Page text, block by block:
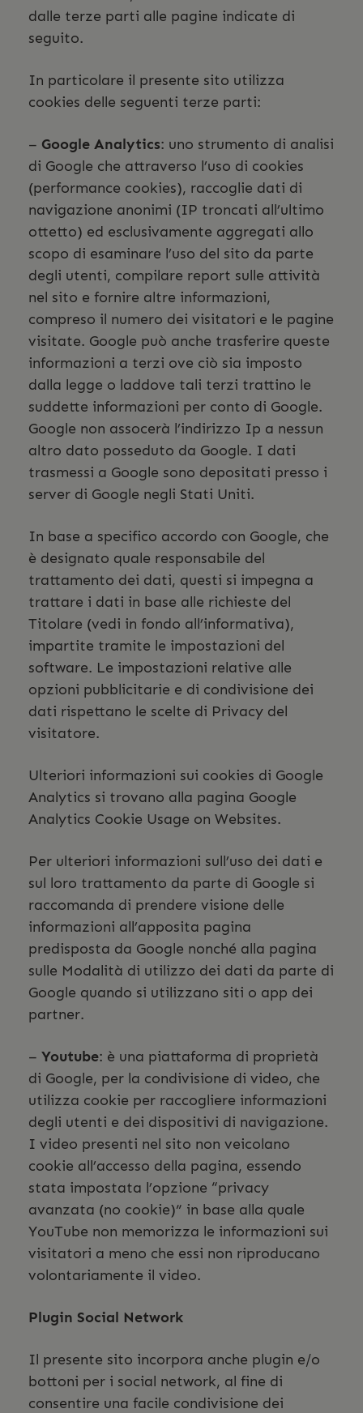
dalle terze parti alle pagine indicate di
seguito.
In particolare il presente sito utilizza
cookies delle seguenti terze parti:
– Google Analytics: uno strumento di analisi
di Google che attraverso l’uso di cookies
(performance cookies), raccoglie dati di
navigazione anonimi (IP troncati all’ultimo
ottetto) ed esclusivamente aggregati allo
scopo di esaminare l’uso del sito da parte
degli utenti, compilare report sulle attività
nel sito e fornire altre informazioni,
compreso il numero dei visitatori e le pagine
visitate. Google può anche trasferire queste
informazioni a terzi ove ciò sia imposto
dalla legge o laddove tali terzi trattino le
suddette informazioni per conto di Google.
Google non assocerà l’indirizzo Ip a nessun
altro dato posseduto da Google. I dati
trasmessi a Google sono depositati presso i
server di Google negli Stati Uniti.
In base a specifico accordo con Google, che
è designato quale responsabile del
trattamento dei dati, questi si impegna a
trattare i dati in base alle richieste del
Titolare (vedi in fondo all’informativa),
impartite tramite le impostazioni del
software. Le impostazioni relative alle
opzioni pubblicitarie e di condivisione dei
dati rispettano le scelte di Privacy del
visitatore.
Ulteriori informazioni sui cookies di Google
Analytics si trovano alla pagina Google
Analytics Cookie Usage on Websites.
Per ulteriori informazioni sull’uso dei dati e
sul loro trattamento da parte di Google si
raccomanda di prendere visione delle
informazioni all’apposita pagina
predisposta da Google nonché alla pagina
sulle Modalità di utilizzo dei dati da parte di
Google quando si utilizzano siti o app dei
partner.
– Youtube: è una piattaforma di proprietà
di Google, per la condivisione di video, che
utilizza cookie per raccogliere informazioni
degli utenti e dei dispositivi di navigazione.
I video presenti nel sito non veicolano
cookie all’accesso della pagina, essendo
stata impostata l’opzione “privacy
avanzata (no cookie)” in base alla quale
YouTube non memorizza le informazioni sui
visitatori a meno che essi non riproducano
volontariamente il video.
Plugin Social Network
Il presente sito incorpora anche plugin e/o
bottoni per i social network, al fine di
consentire una facile condivisione dei